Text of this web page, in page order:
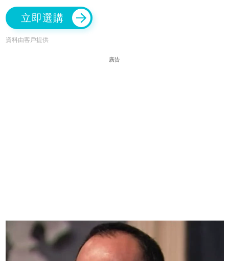
立即選購
資料由客戶提供
廣告